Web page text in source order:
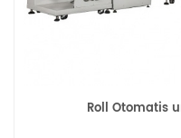
Roll Otomatis